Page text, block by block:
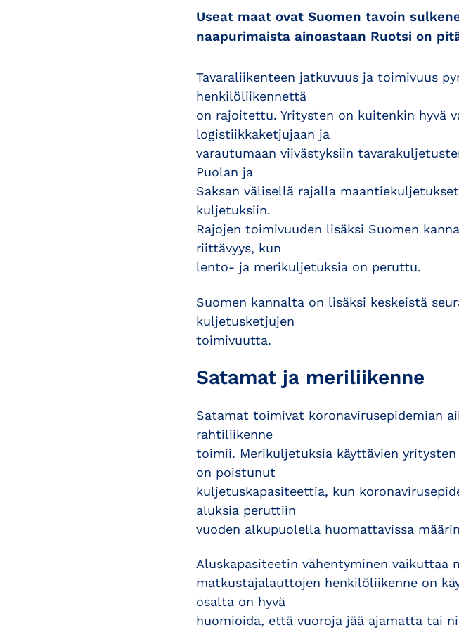
Useat maat ovat Suomen tavoin
naapurimaista ainoastaan Ruotsi on
Tavaraliikenteen jatkuvuus ja toimivuus
henkilöliikennettä
on rajoitettu. Yritysten on kuitenkin hyvä
logistiikkaketjujaan ja
varautumaan viivästyksiin
Puolan ja
Saksan välisellä rajalla
kuljetuksiin.
Rajojen toimivuuden lisäksi Suomen
riittävyys, kun
lento- ja merikuljetuksia on peruttu.
Suomen kannalta on lisäksi keskeistä
kuljetusketjujen
toimivuutta.
Satamat ja meriliikenne
Satamat toimivat koronavirusepidemian
rahtiliikenne
toimii. Merikuljetuksia käyttävien
on poistunut
kuljetuskapasiteettia, kun
aluksia peruttiin
vuoden alkupuolella huomattavissa
Aluskapasiteetin vähentyminen vaikuttaa
matkustajalauttojen henkilöliikenne on
osalta on hyvä
huomioida, että vuoroja jää ajamatta tai